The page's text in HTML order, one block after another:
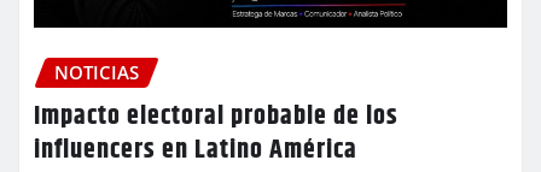
NOTICIAS
Impacto electoral probable de los
influencers en Latino América